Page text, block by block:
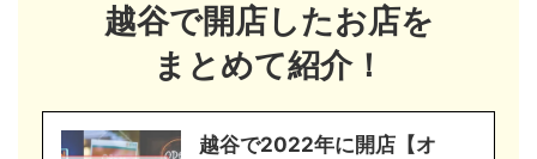
越谷で開店したお店を
まとめて紹介！
越谷で2022年に開店【オ